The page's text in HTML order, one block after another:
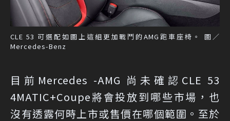
CLE 53 可選配如圖上這組更加戰鬥的AMG跑車座椅。 圖／
Mercedes-Benz
目前Mercedes -AMG 尚未確認CLE 53
4MATIC+Coupe將會投放到哪些市場，也
沒有透露何時上市或售價在哪個範圍。至於